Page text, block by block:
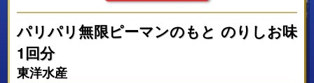
パリパリ無限ピーマンのもと のりしお味
1回分
東洋水産